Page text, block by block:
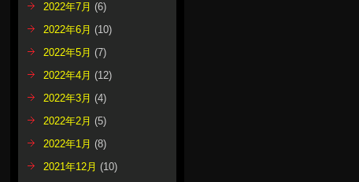
2022年7月 (6)
2022年6月 (10)
2022年5月 (7)
2022年4月 (12)
2022年3月 (4)
2022年2月 (5)
2022年1月 (8)
2021年12月 (10)